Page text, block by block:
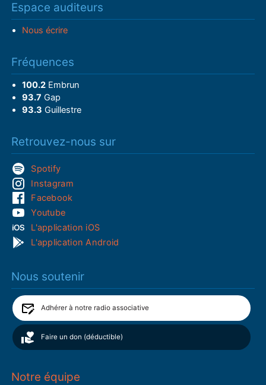
Espace auditeurs
Nous écrire
Fréquences
100.2Embrun
93.7 Gap
93.3 Guillestre
Retrouvez-nous sur
Spotify
Instagram
Facebook
Youtube
L'application iOS
L'application Android
Nous soutenir
Adhérer à notre radio associative
Faire un don (déductible)
Notre équipe